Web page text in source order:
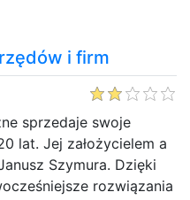
i firm
sprzedaje swoje
lat. Jej założycielem a
Szymura. Dzięki
rozwiązania